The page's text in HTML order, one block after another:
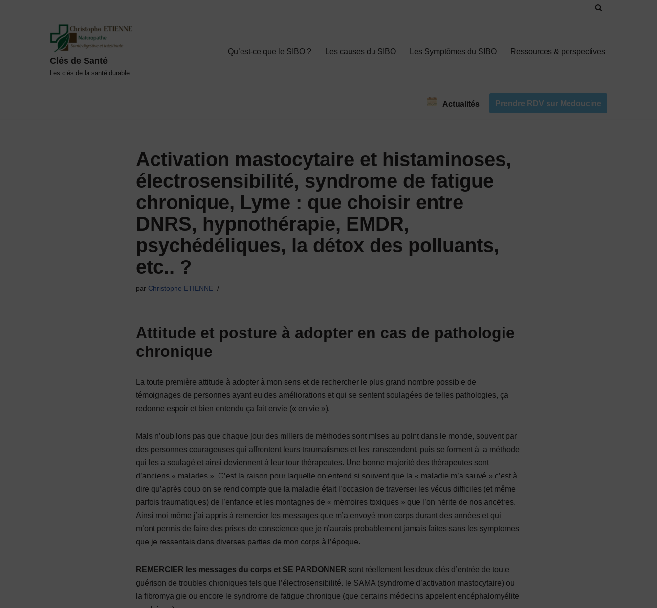
Clés de Santé
Les clés de la santé durable
Qu’est-ce que le SIBO ? Les causes du SIBO Les Symptômes du SIBO Ressources & perspectives
Actualités Prendre RDV sur Médoucine
Activation mastocytaire et histaminoses,
électrosensibilité, syndrome de fatigue
chronique, Lyme : que choisir entre
DNRS, hypnothérapie, EMDR,
psychédéliques, la détox des polluants,
etc.. ?
par Christophe ETIENNE
Attitude et posture à adopter en cas de pathologie
chronique
La toute première attitude à adopter à mon sens et de rechercher le plus grand nombre possible de
témoignages de personnes ayant eu des améliorations et qui se sentent soulagées de telles pathologies, ça
redonne espoir et bien entendu ça fait envie (« en vie »).
Mais n’oublions pas que chaque jour des miliers de méthodes sont mises au point dans le monde, souvent par
des personnes courageuses qui affrontent leurs traumatismes et les transcendent, puis se forment à la méthode
qui les a soulagé et ainsi deviennent à leur tour thérapeutes. Une bonne majorité des thérapeutes sont
d’anciens « malades ». C’est la raison pour laquelle on entend si souvent que la « maladie m’a sauvé » c’est à
dire qu’après coup on se rend compte que la maladie était l’occasion de traverser les vécus difficiles (et même
parfois traumatiques) de l’enfance et les montagnes de « mémoires toxiques » que l’on hérite de nos ancêtres.
Ainsi moi même j’ai appris à remercier les messages que m’a envoyé mon corps durant des années et qui
m’ont permis de faire des prises de conscience que je n’aurais probablement jamais faites sans les symptomes
que je ressentais dans diverses parties de mon corps à l’époque.
REMERCIER les messages du corps et SE PARDONNER sont réellement les deux clés d’entrée de toute
guérison de troubles chroniques tels que l’électrosensibilité, le SAMA (syndrome d’activation mastocytaire) ou
la fibromyalgie ou encore le syndrome de fatigue chronique (que certains médecins appelent encéphalomyélite